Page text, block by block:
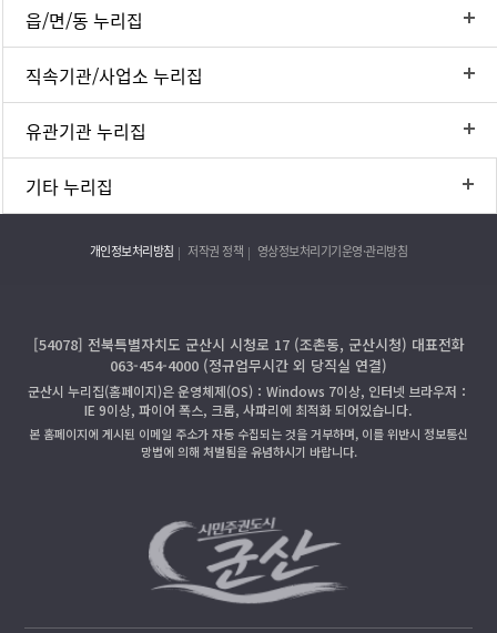
읍/면/동 누리집
직속기관/사업소 누리집
유관기관 누리집
기타 누리집
개인정보처리방침 저작권 정책 영상정보처리기기운영·관리방침
[54078] 전북특별자치도 군산시 시청로 17 (조촌동, 군산시청) 대표전화
063-454-4000 (정규업무시간 외 당직실 연결)
군산시 누리집(홈페이지)은 운영체제(OS)：Windows 7이상, 인터넷 브라우저：
IE 9이상, 파이어 폭스, 크롬, 사파리에 최적화 되어있습니다.
본 홈페이지에 게시된 이메일 주소가 자동 수집되는 것을 거부하며, 이를 위반시 정보통신
망법에 의해 처벌됨을 유념하시기 바랍니다.